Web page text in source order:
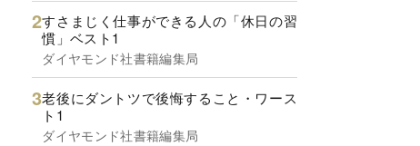
すさまじく仕事ができる人の「休日の習
慣」ベスト1
ダイヤモンド社書籍編集局
老後にダントツで後悔すること・ワース
ト1
ダイヤモンド社書籍編集局